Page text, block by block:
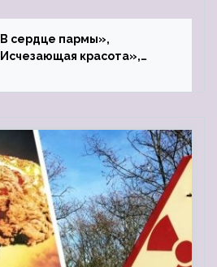
сердце пармы»,
красота»,